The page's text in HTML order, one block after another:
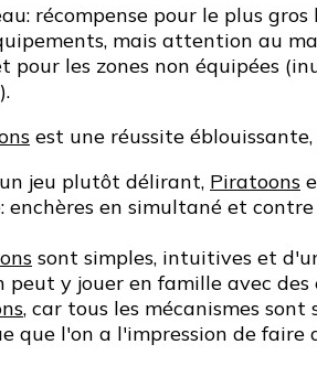
récompense pour le plus
mais attention au
les zones non équipées
est une réussite
jeu plutôt délirant, Piratoons
en simultané et
sont simples, intuitives et
y jouer en famille avec
, car tous les mécanismes
que l'on a l'impression de faire